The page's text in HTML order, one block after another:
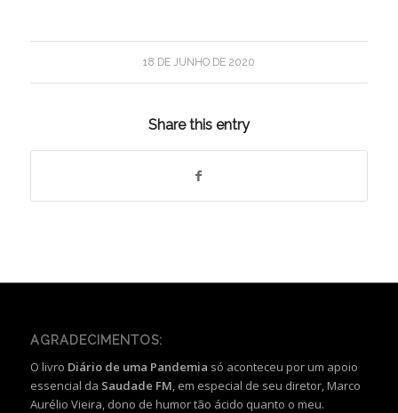
18 DE JUNHO DE 2020
Share this entry
AGRADECIMENTOS:
O livro Diário de uma Pandemia só aconteceu por um apoio
essencial da Saudade FM , em especial de seu diretor, Marco
Aurélio Vieira, dono de humor tão ácido quanto o meu.